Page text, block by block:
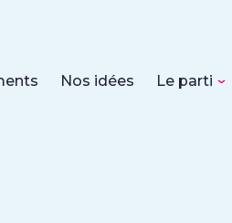
Nos idées Le parti